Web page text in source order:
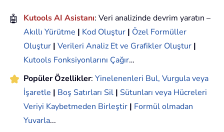
🤖 Kutools AI Asistanı: Veri analizinde devrim yaratın –
Akıllı Yürütme | Kod Oluştur | Özel Formüller
Oluştur | Verileri Analiz Et ve Grafikler Oluştur |
Kutools Fonksiyonlarını Çağır…
Popüler Özellikler: Yinelenenleri Bul, Vurgula veya
İşaretle | Boş Satırları Sil | Sütunları veya Hücreleri
Veriyi Kaybetmeden Birleştir | Formül olmadan
Yuvarla...